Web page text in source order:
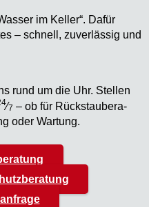
im Kel­ler“. Dafür
– schnell, zuver­läs­sig und
rund um die Uhr. Stel­len
⁄7 – ob für Rück­stau­be­ra­
oder War­tung.